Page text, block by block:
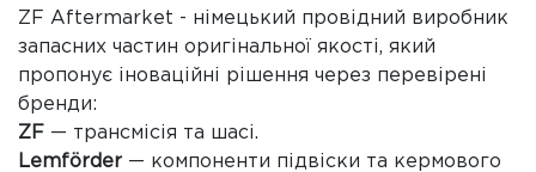
ZF Aftermarket - німецький провідний виробник
запасних частин оригінальної якості, який
пропонує іноваційні рішення через перевірені
бренди:
ZF — трансмісія та шасі.
Lemförder — компоненти підвіски та кермового